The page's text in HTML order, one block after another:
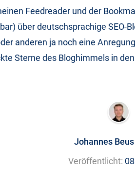
Feedreader und der
über deutschsprachige SEO-
anderen ja noch eine
Sterne des Bloghimmels in
Johannes Beus
Veröffentlicht: